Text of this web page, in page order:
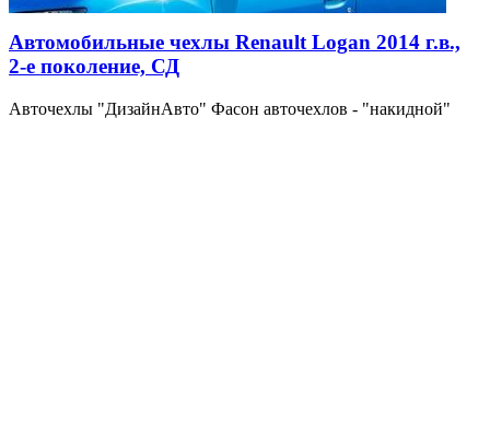
Автомобильные чехлы Renault Logan 2014 г.в.,
2-е поколение, СД
Авточехлы "ДизайнАвто" Фасон авточехлов - "накидной"